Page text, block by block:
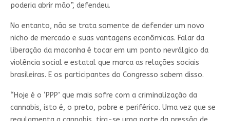
poderia abrir mão”, defendeu.
No entanto, não se trata somente de defender um novo
nicho de mercado e suas vantagens econômicas. Falar da
liberação da maconha é tocar em um ponto nevrálgico da
violência social e estatal que marca as relações sociais
brasileiras. E os participantes do Congresso sabem disso.
“Hoje é o ‘PPP’ que mais sofre com a criminalização da
cannabis, isto é, o preto, pobre e periférico. Uma vez que se